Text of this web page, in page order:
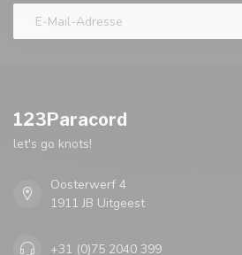
123Paracord
let's go knots!
Oosterwerf 4
1911 JB Uitgeest
+31 (0)75 2040 399